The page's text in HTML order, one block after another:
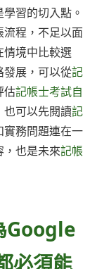
習的切入點。
流程，不足以面
情境中比較選
發展，可以從記
估記帳士考試自
可以先閱讀記
實務問題連在一
也是未來記帳
Google
必須能